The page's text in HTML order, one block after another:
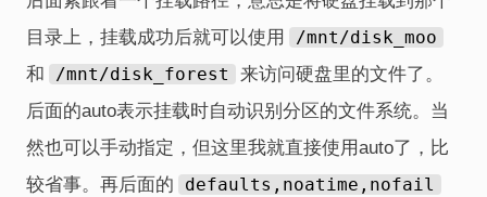
目录上，挂载成功后就可以使用
/mnt/disk_moo
和
/mnt/disk_forest
来访问硬盘里的文件了。
后面的auto表示挂载时自动识别分区的文件系统。当
然也可以手动指定，但这里我就直接使用auto了，比
较省事。再后面的
defaults,noatime,nofail